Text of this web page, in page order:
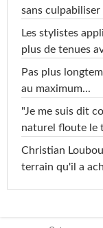
sans
Les stylistes
plus de tenues
Pas plus
au maximum...
"Je me suis dit
naturel floute le
Christian
terrain qu'il a